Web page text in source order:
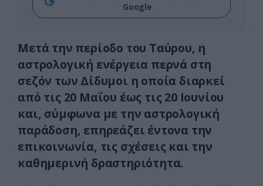
Google
Μετά την περίοδο του Ταύρου, η
αστρολογική ενέργεια περνά στη
σεζόν των Δίδυμοι η οποία διαρκεί
από τις 20 Μαΐου έως τις 20 Ιουνίου
και, σύμφωνα με την αστρολογική
παράδοση, επηρεάζει έντονα την
επικοινωνία, τις σχέσεις και την
καθημερινή δραστηριότητα.